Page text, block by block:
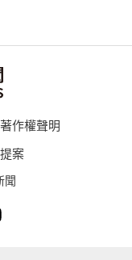
著作權聲明
案
聞